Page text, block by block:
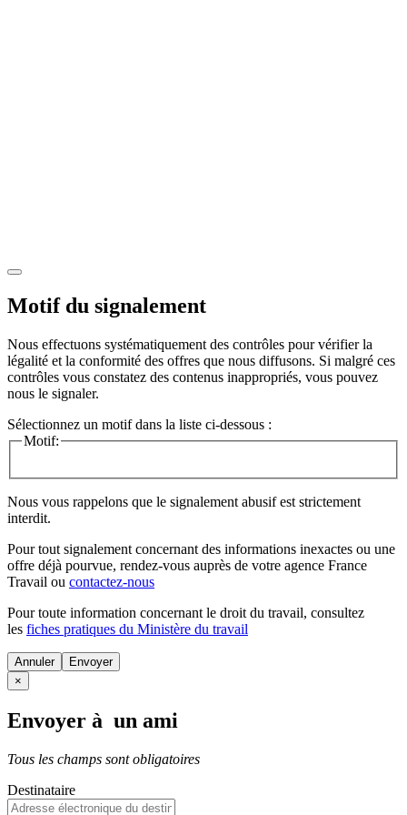
Motif du signalement
Nous effectuons systématiquement des contrôles pour vérifier la
légalité et la conformité des offres que nous diffusons. Si malgré ces
contrôles vous constatez des contenus inappropriés, vous pouvez
nous le signaler.
Sélectionnez un motif dans la liste ci-dessous :
Motif:
Nous vous rappelons que le signalement abusif est strictement
interdit.
Pour tout signalement concernant des informations inexactes ou une
offre déjà pourvue, rendez-vous auprès de votre agence France
Travail ou contactez-nous
Pour toute information concernant le droit du travail, consultez
les fiches pratiques du Ministère du travail
Annuler
×
Envoyer à un ami
Tous les champs sont obligatoires
Destinataire